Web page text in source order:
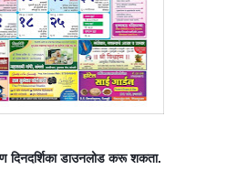
डाउनलोड करू शकता.